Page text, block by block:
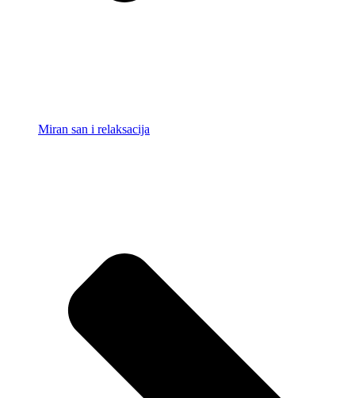
Miran san i relaksacija